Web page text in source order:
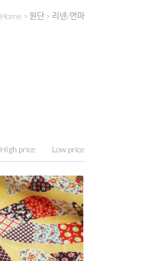
Home > 원단 > 리넨/면마
High price Low price